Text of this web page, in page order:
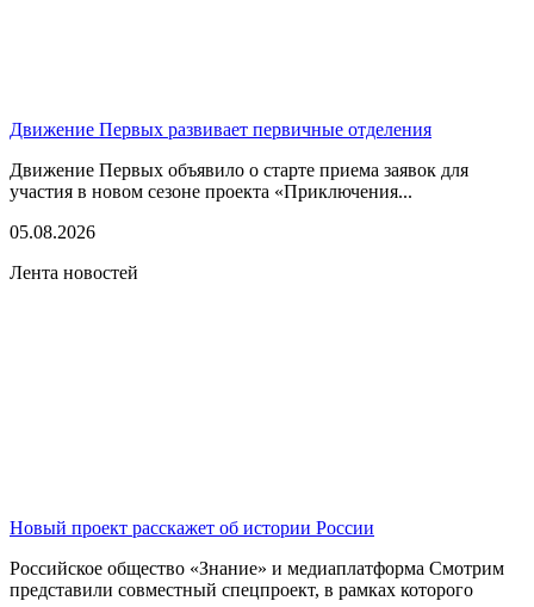
Движение Первых развивает первичные отделения
Движение Первых объявило о старте приема заявок для
участия в новом сезоне проекта «Приключения...
05.08.2026
Лента новостей
Новый проект расскажет об истории России
Российское общество «Знание» и медиаплатформа Смотрим
представили совместный спецпроект, в рамках которого